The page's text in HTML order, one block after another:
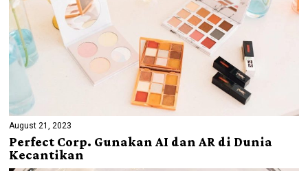
August 21, 2023
Perfect Corp. Gunakan AI dan AR di Dunia
Kecantikan